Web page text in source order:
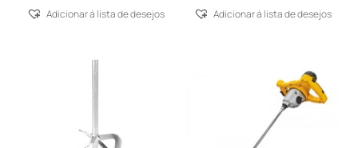
through
Adicionar á lista de desejos Adicionar á lista de desejos